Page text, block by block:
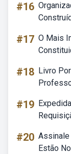
#16
#17 O Mais
#18 Livro
#19
#20
Estão